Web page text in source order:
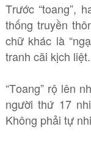
Trước “toang”,
thống truyền
chữ khác là
tranh cãi kịch liệt.
“Toang” rộ lên
người thứ 17
Không phải tự